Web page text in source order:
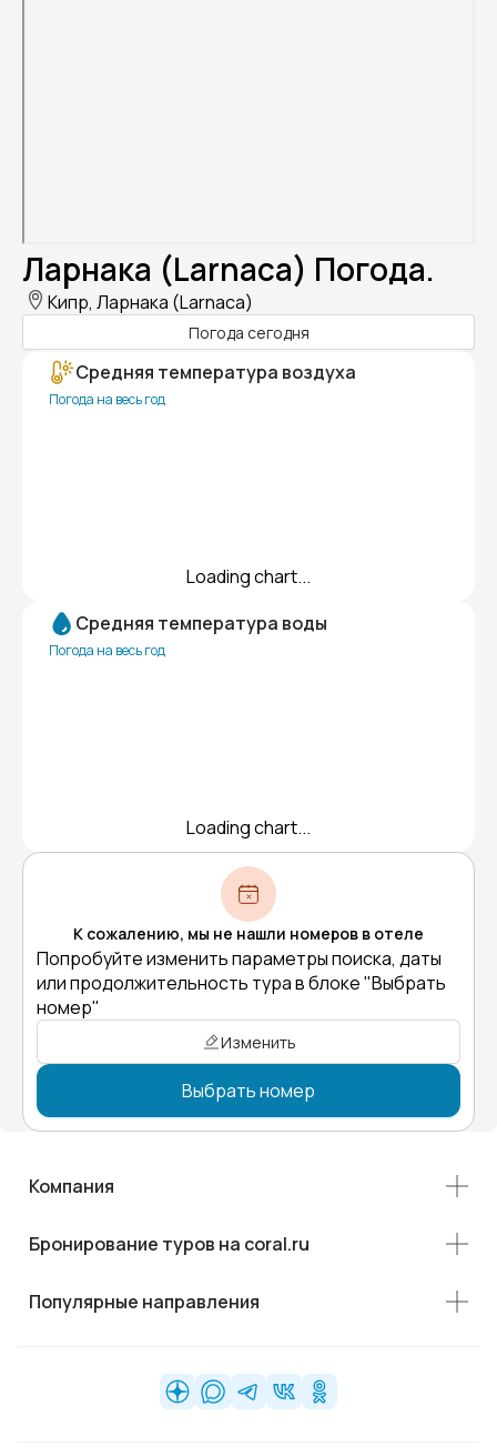
Ларнака (Larnaca) Погода.
Кипр, Ларнака (Larnaca)
Погода сегодня
Средняя температура воздуха
Погода на весь год
Loading chart...
Средняя температура воды
Погода на весь год
Loading chart...
К сожалению, мы не нашли номеров в отеле
Попробуйте изменить параметры поиска, даты
или продолжительность тура в блоке "Выбрать
номер"
Изменить
Выбрать номер
Компания
Бронирование туров на coral.ru
Популярные направления